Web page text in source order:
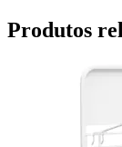
Produtos